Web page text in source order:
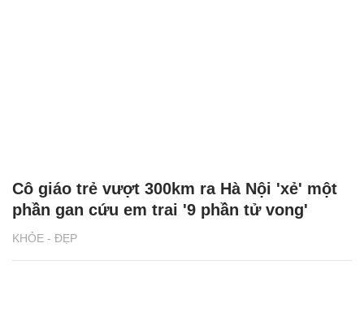
KHỎE - ĐẸP
Cô giáo trẻ vượt 300km ra Hà Nội 'xẻ' một
phần gan cứu em trai '9 phần tử vong'